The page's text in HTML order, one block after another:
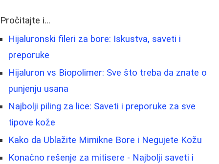
Pročitajte i...
Hijaluronski fileri za bore: Iskustva, saveti i
preporuke
Hijaluron vs Biopolimer: Sve što treba da znate o
punjenju usana
Najbolji piling za lice: Saveti i preporuke za sve
tipove kože
Kako da Ublažite Mimikne Bore i Negujete Kožu
Konačno rešenje za mitisere - Najbolji saveti i